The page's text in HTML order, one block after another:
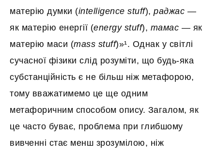
матерію думки (intelligence stuff), раджас —
як матерію енергії (energy stuff), тамас — як
матерію маси (mass stuff)»¹. Однак у світлі
сучасної фізики слід розуміти, що будь-яка
субстанційність є не більш ніж метафорою,
тому вважатимемо це ще одним
метафоричним способом опису. Загалом, як
це часто буває, проблема при глибшому
вивченні стає менш зрозумілою, ніж